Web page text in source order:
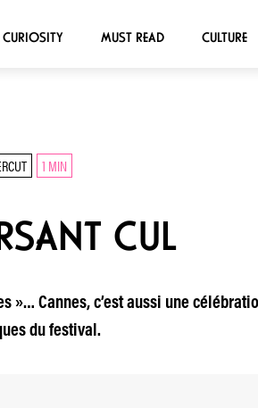
MUST READ CULTURE
1 MIN
CUL
»… Cannes, c’est aussi une
du festival.